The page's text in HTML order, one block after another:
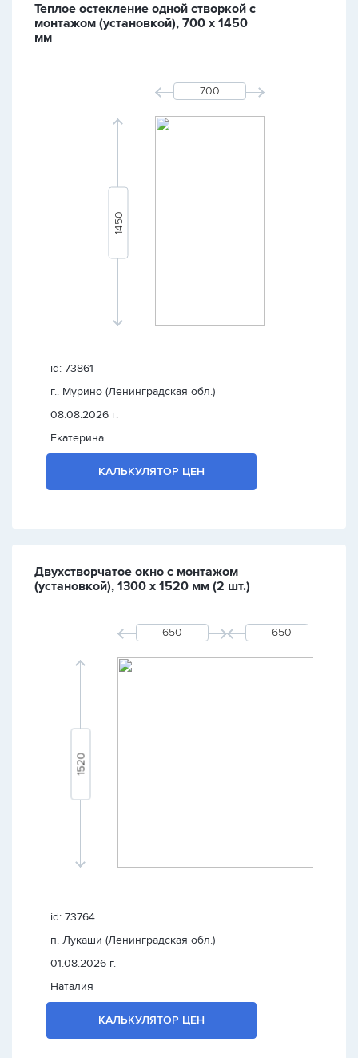
Теплое остекление одной створкой с
монтажом (установкой), 700 х 1450
мм
id: 73861
г.. Мурино (Ленинградская обл.)
08.08.2026 г.
Екатерина
КАЛЬКУЛЯТОР ЦЕН
Двухстворчатое окно с монтажом
(установкой), 1300 х 1520 мм (2 шт.)
id: 73764
п. Лукаши (Ленинградская обл.)
01.08.2026 г.
Наталия
КАЛЬКУЛЯТОР ЦЕН